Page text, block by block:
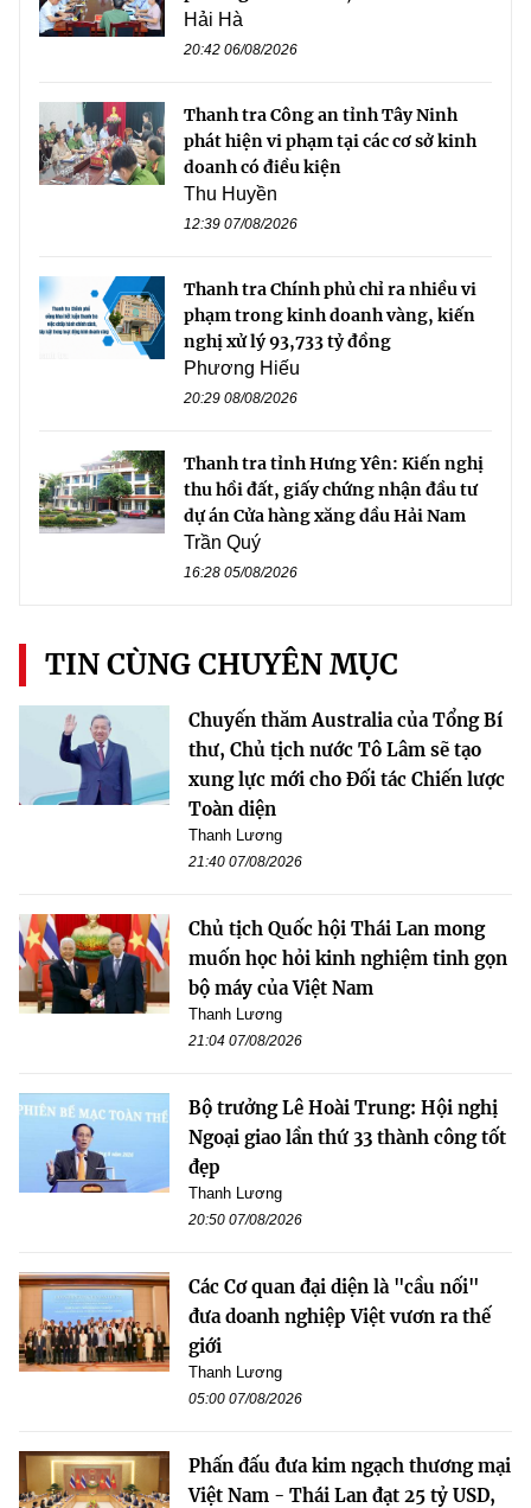
Hải Hà
20:42 06/08/2026
Thanh tra Công an tỉnh Tây Ninh
phát hiện vi phạm tại các cơ sở kinh
doanh có điều kiện
Thu Huyền
12:39 07/08/2026
Thanh tra Chính phủ chỉ ra nhiều vi
phạm trong kinh doanh vàng, kiến
nghị xử lý 93,733 tỷ đồng
Phương Hiếu
20:29 08/08/2026
Thanh tra tỉnh Hưng Yên: Kiến nghị
thu hồi đất, giấy chứng nhận đầu tư
dự án Cửa hàng xăng dầu Hải Nam
Trần Quý
16:28 05/08/2026
TIN CÙNG CHUYÊN MỤC
Chuyến thăm Australia của Tổng Bí
thư, Chủ tịch nước Tô Lâm sẽ tạo
xung lực mới cho Đối tác Chiến lược
Toàn diện
Thanh Lương
21:40 07/08/2026
Chủ tịch Quốc hội Thái Lan mong
muốn học hỏi kinh nghiệm tinh gọn
bộ máy của Việt Nam
Thanh Lương
21:04 07/08/2026
Bộ trưởng Lê Hoài Trung: Hội nghị
Ngoại giao lần thứ 33 thành công tốt
đẹp
Thanh Lương
20:50 07/08/2026
Các Cơ quan đại diện là "cầu nối"
đưa doanh nghiệp Việt vươn ra thế
giới
Thanh Lương
05:00 07/08/2026
Phấn đấu đưa kim ngạch thương mại
Việt Nam - Thái Lan đạt 25 tỷ USD,